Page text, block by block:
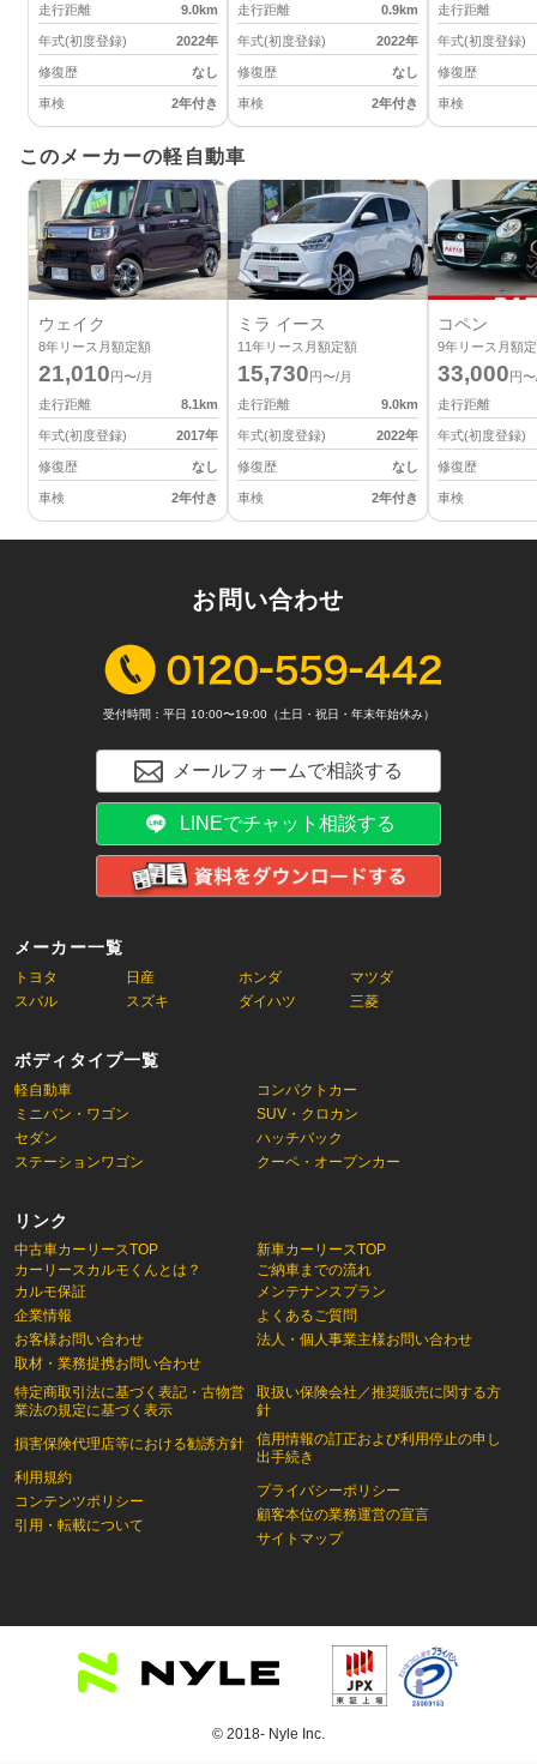
走行距離
9.0km
年式(初度登録) 2022年
修復歴 なし
車検 2年付き
走行距離
0.9km
年式(初度登録) 2022年
修復歴 なし
車検 2年付き
走行距離
年式(初度登録)
修復歴
車検
このメーカーの軽自動車
ウェイク
8年リース月額定額
21,010円〜/月
走行距離
8.1km
年式(初度登録) 2017年
修復歴 なし
車検 2年付き
ミラ イース
11年リース月額定額
15,730円〜/月
走行距離
9.0km
年式(初度登録) 2022年
修復歴 なし
車検 2年付き
コペン
9年リース月額
33,000円
走行距離
年式(初度登録)
修復歴
車検
メーカー一覧
トヨタ 日産 ホンダ
マツダ
スバル
スズキ ダイハツ 三菱
ボディタイプ一覧
軽自動車
コンパクトカー
ミニバン・ワゴン
SUV・クロカン
セダン
ハッチバック
ステーションワゴン
クーペ・オープンカー
リンク
中古車カーリースTOP
カーリースカルモくんとは？
新車カーリースTOP
ご納車までの流れ
カルモ保証
企業情報
お客様お問い合わせ
取材・業務提携お問い合わせ
特定商取引法に基づく表記・古物営
業法の規定に基づく表示
損害保険代理店等における勧誘方針
利用規約
コンテンツポリシー
引用・転載について
メンテナンスプラン
よくあるご質問
法人・個人事業主様お問い合わせ
取扱い保険会社／推奨販売に関する方
針
信用情報の訂正および利用停止の申し
出手続き
プライバシーポリシー
顧客本位の業務運営の宣言
サイトマップ
お問い合わせ
受付時間：平日 10:00〜19:00（土日・祝日・年末年始休み）
メールフォームで相談する
LINEでチャット相談する
© 2018- Nyle Inc.